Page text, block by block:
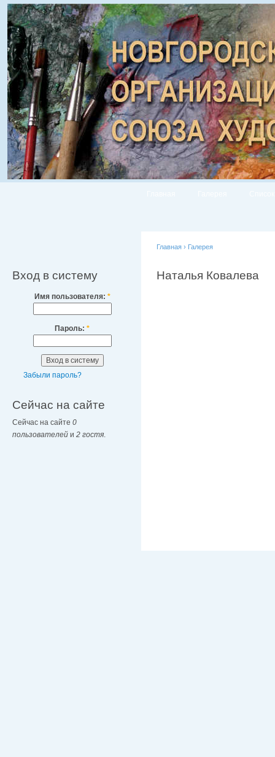
Вход в систему
Имя пользователя: *
Пароль: *
Забыли пароль?
Сейчас на сайте
Сейчас на сайте 0
пользователей и 2 гостя
Главная › Галерея
Наталья Ковалева